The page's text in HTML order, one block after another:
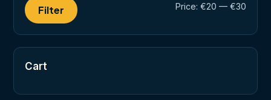
Filter Price: €20 — €30
Cart